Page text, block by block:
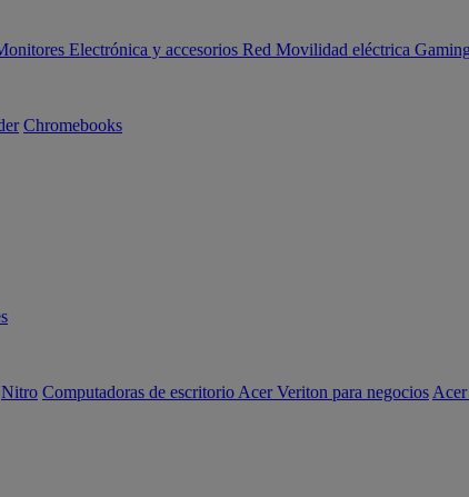
Electrónica y accesorios Red Movilidad eléctrica
Chromebooks
Nitro Computadoras de escritorio Acer Veriton para negocios